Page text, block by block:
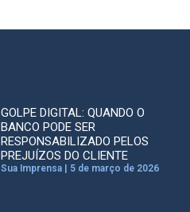
GOLPE DIGITAL: QUANDO O
BANCO PODE SER
RESPONSABILIZADO PELOS
PREJUÍZOS DO CLIENTE
Sua Imprensa 5 de março de 2026